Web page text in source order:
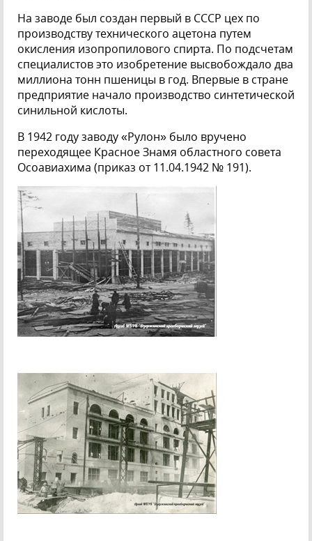
На заводе был создан первый в СССР цех по
производству технического ацетона путем
окисления изопропилового спирта. По подсчетам
специалистов это изобретение высвобождало два
миллиона тонн пшеницы в год. Впервые в стране
предприятие начало производство синтетической
синильной кислоты.
В 1942 году заводу «Рулон» было вручено
переходящее Красное Знамя областного совета
Осоавиахима (приказ от 11.04.1942 № 191).